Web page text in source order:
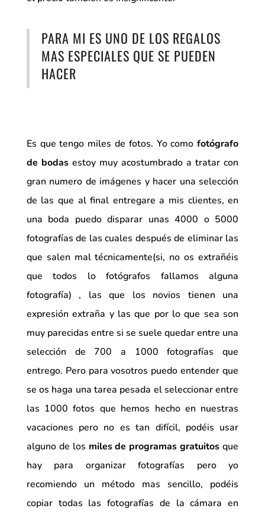
PARA MI ES UNO DE LOS REGALOS
MAS ESPECIALES QUE SE PUEDEN
HACER
Es que tengo miles de fotos. Yo como fotógrafo
de bodasestoy muy acostumbrado a tratar con
gran numero de imágenes y hacer una selección
de las que al final entregare a mis clientes, en
una boda puedo disparar unas 4000 o 5000
fotografías de las cuales después de eliminar las
que salen mal técnicamente(si, no os extrañéis
que todos lo fotógrafos fallamos alguna
fotografía) , las que los novios tienen una
expresión extraña y las que por lo que sea son
muy parecidas entre si se suele quedar entre una
selección de 700 a 1000 fotografías que
entrego. Pero para vosotros puedo entender que
se os haga una tarea pesada el seleccionar entre
las 1000 fotos que hemos hecho en nuestras
vacaciones pero no es tan difícil, podéis usar
alguno de los miles de programas gratuitos que
hay para organizar fotografías pero yo
recomiendo un método mas sencillo, podéis
copiar todas las fotografías de la cámara en